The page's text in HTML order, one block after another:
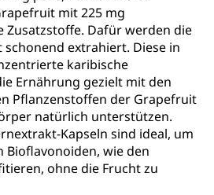
mit 225 mg
Zusatzstoffe. Dafür werden die
extrahiert. Diese in
karibische
Ernährung gezielt mit den
Pflanzenstoffen der Grapefruit
natürlich unterstützen.
Kapseln sind ideal, um
wie den
ohne die Frucht zu